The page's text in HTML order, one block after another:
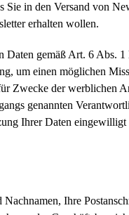
in den Versand von
erhalten wollen.
gemäß Art. 6 Abs.
um einen möglichen
der werblichen
genannten
Ihrer Daten eingewilligt
Ihre